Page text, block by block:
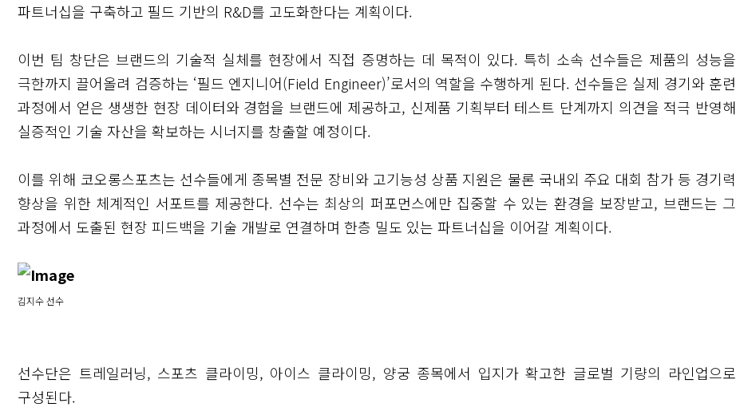
파트너십을 구축하고 필드 기반의 R&D를 고도화한다는 계획이다.
이번 팀 창단은 브랜드의 기술적 실체를 현장에서 직접 증명하는 데 목적이 있다. 특히 소속 선수들은 제품의 성능을
극한까지 끌어올려 검증하는 ‘필드 엔지니어(Field Engineer)’로서의 역할을 수행하게 된다. 선수들은 실제 경기와 훈련
과정에서 얻은 생생한 현장 데이터와 경험을 브랜드에 제공하고, 신제품 기획부터 테스트 단계까지 의견을 적극 반영해
실증적인 기술 자산을 확보하는 시너지를 창출할 예정이다.
이를 위해 코오롱스포츠는 선수들에게 종목별 전문 장비와 고기능성 상품 지원은 물론 국내외 주요 대회 참가 등 경기력
향상을 위한 체계적인 서포트를 제공한다. 선수는 최상의 퍼포먼스에만 집중할 수 있는 환경을 보장받고, 브랜드는 그
과정에서 도출된 현장 피드백을 기술 개발로 연결하며 한층 밀도 있는 파트너십을 이어갈 계획이다.
김지수 선수
선수단은 트레일러닝, 스포츠 클라이밍, 아이스 클라이밍, 양궁 종목에서 입지가 확고한 글로벌 기량의 라인업으로
구성된다.